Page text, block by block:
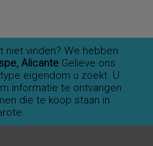
niet vinden? We hebben
Alicante Gelieve ons
eigendom u zoekt. U
informatie te ontvangen
die te koop staan in